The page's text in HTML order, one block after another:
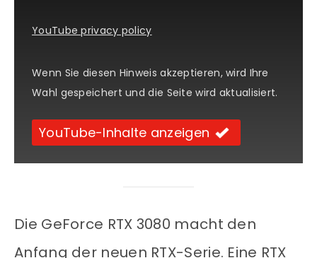
YouTube privacy policy
Wenn Sie diesen Hinweis akzeptieren, wird Ihre
Wahl gespeichert und die Seite wird aktualisiert.
YouTube-Inhalte anzeigen
Die GeForce RTX 3080 macht den
Anfang der neuen RTX-Serie. Eine RTX